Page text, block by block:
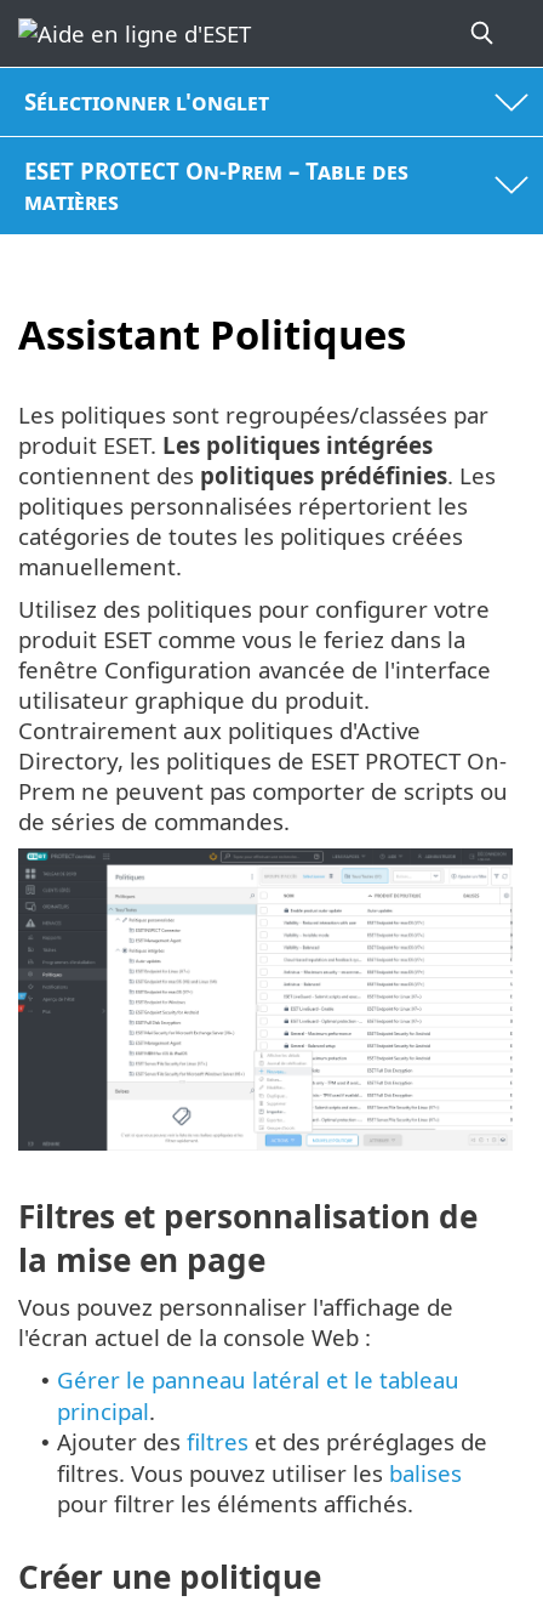
Sélectionner l'onglet
ESET PROTECT On-Prem – Table des
matières
Assistant Politiques
Les politiques sont regroupées/classées par
produit ESET. Les politiques intégrées
contiennent des politiques prédéfinies. Les
politiques personnalisées répertorient les
catégories de toutes les politiques créées
manuellement.
Utilisez des politiques pour configurer votre
produit ESET comme vous le feriez dans la
fenêtre Configuration avancée de l'interface
utilisateur graphique du produit.
Contrairement aux politiques d'Active
Directory, les politiques de ESET PROTECT On-
Prem ne peuvent pas comporter de scripts ou
de séries de commandes.
Filtres et personnalisation de
la mise en page
Vous pouvez personnaliser l'affichage de
l'écran actuel de la console Web :
• Gérer le panneau latéral et le tableau
principal.
• Ajouter des filtres et des préréglages de
filtres. Vous pouvez utiliser les balises
pour filtrer les éléments affichés.
Créer une politique